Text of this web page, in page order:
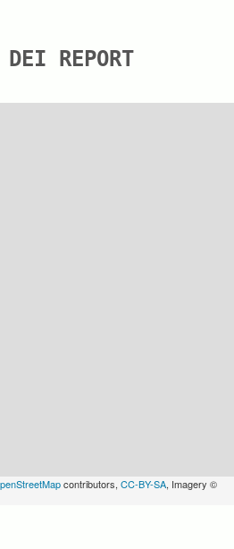
DEI REPORT
contributors, CC-BY-SA, Imagery ©